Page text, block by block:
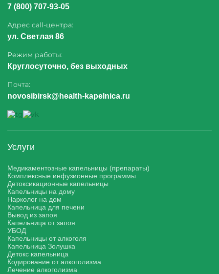
Услуги
Медикаментозные капельницы (препараты)
Комплексные инфузионные программы
Детоксикационные капельницы
Капельницы на дому
Нарколог на дом
Капельница для печени
Вывод из запоя
Капельница от запоя
УБОД
Капельницы от алкоголя
Капельница Золушка
Детокс капельница
Кодирование от алкоголизма
Лечение алкоголизма
7 (800) 707-93-05
Адрес call-центра:
ул. Светлая 86
Режим работы:
Круглосуточно, без выходных
Почта:
novosibirsk@health-kapelnica.ru